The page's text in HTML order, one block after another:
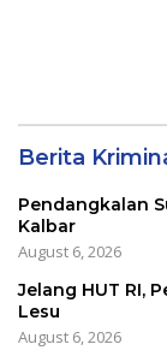
Berita
Pendangkalan
Kalbar
August 6, 2026
Jelang HUT RI,
Lesu
August 6, 2026